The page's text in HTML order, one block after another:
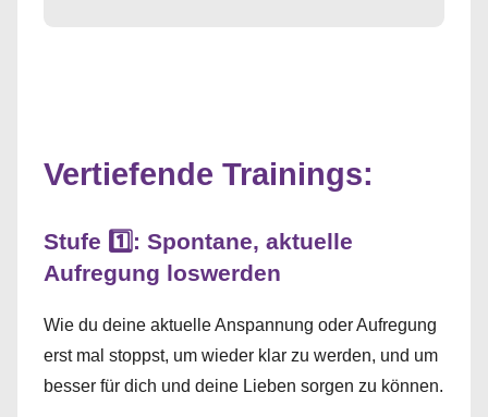
Vertiefende Trainings:
Stufe 1️⃣: Spontane, aktuelle
Aufregung loswerden
Wie du deine aktuelle Anspannung oder Aufregung
erst mal stoppst, um wieder klar zu werden, und um
besser für dich und deine Lieben sorgen zu können.